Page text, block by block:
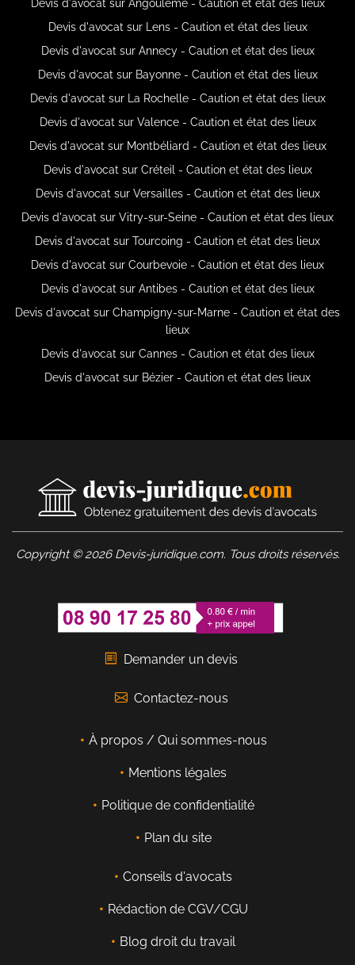
Devis d'avocat sur Angoulême - Caution et état des lieux
Devis d'avocat sur Lens - Caution et état des lieux
Devis d'avocat sur Annecy - Caution et état des lieux
Devis d'avocat sur Bayonne - Caution et état des lieux
Devis d'avocat sur La Rochelle - Caution et état des lieux
Devis d'avocat sur Valence - Caution et état des lieux
Devis d'avocat sur Montbéliard - Caution et état des lieux
Devis d'avocat sur Créteil - Caution et état des lieux
Devis d'avocat sur Versailles - Caution et état des lieux
Devis d'avocat sur Vitry-sur-Seine - Caution et état des lieux
Devis d'avocat sur Tourcoing - Caution et état des lieux
Devis d'avocat sur Courbevoie - Caution et état des lieux
Devis d'avocat sur Antibes - Caution et état des lieux
Devis d'avocat sur Champigny-sur-Marne - Caution et état des
lieux
Devis d'avocat sur Cannes - Caution et état des lieux
Devis d'avocat sur Bézier - Caution et état des lieux
Copyright © 2026 Devis-juridique.com. Tous droits réservés.
Demander un devis
Contactez-nous
À propos / Qui sommes-nous
Mentions légales
Politique de confidentialité
Plan du site
Conseils d'avocats
Rédaction de CGV/CGU
Blog droit du travail